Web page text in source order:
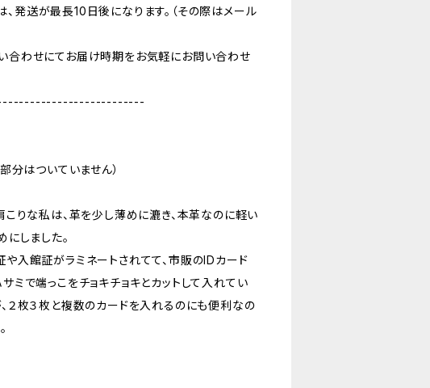
発送が最長10日後になります。（その際はメール
合わせにてお届け時期をお気軽にお問い合わせ
分はついていません）
こりな私は、革を少し薄めに漉き、本革なのに軽い
にしました。
入館証がラミネートされてて、市販のIDカード
ミで端っこをチョキチョキとカットして入れてい
２枚３枚と複数のカードを入れるのにも便利なの